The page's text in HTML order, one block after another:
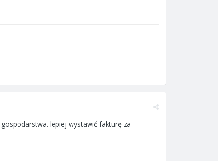
lepiej wystawić fakturę za